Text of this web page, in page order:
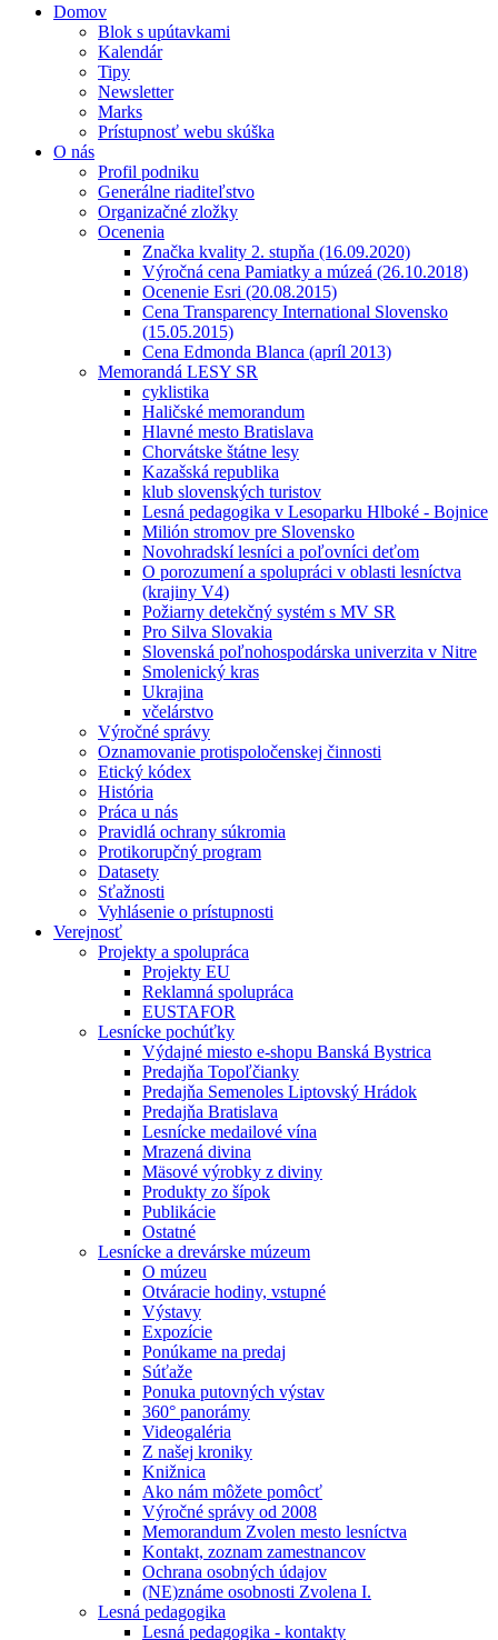
Domov
Blok s upútavkami
Kalendár
Tipy
Newsletter
Marks
Prístupnosť webu skúška
O nás
Profil podniku
Generálne riaditeľstvo
Organizačné zložky
Ocenenia
Značka kvality 2. stupňa (16.09.2020)
Výročná cena Pamiatky a múzeá (26.10.2018)
Ocenenie Esri (20.08.2015)
Cena Transparency International Slovensko
(15.05.2015)
Cena Edmonda Blanca (apríl 2013)
Memorandá LESY SR
cyklistika
Haličské memorandum
Hlavné mesto Bratislava
Chorvátske štátne lesy
Kazašská republika
klub slovenských turistov
Lesná pedagogika v Lesoparku Hlboké - Bojnice
Milión stromov pre Slovensko
Novohradskí lesníci a poľovníci deťom
O porozumení a spolupráci v oblasti lesníctva
(krajiny V4)
Požiarny detekčný systém s MV SR
Pro Silva Slovakia
Slovenská poľnohospodárska univerzita v Nitre
Smolenický kras
Ukrajina
včelárstvo
Výročné správy
Oznamovanie protispoločenskej činnosti
Etický kódex
História
Práca u nás
Pravidlá ochrany súkromia
Protikorupčný program
Datasety
Sťažnosti
Vyhlásenie o prístupnosti
Verejnosť
Projekty a spolupráca
Projekty EU
Reklamná spolupráca
EUSTAFOR
Lesnícke pochúťky
Výdajné miesto e-shopu Banská Bystrica
Predajňa Topoľčianky
Predajňa Semenoles Liptovský Hrádok
Predajňa Bratislava
Lesnícke medailové vína
Mrazená divina
Mäsové výrobky z diviny
Produkty zo šípok
Publikácie
Ostatné
Lesnícke a drevárske múzeum
O múzeu
Otváracie hodiny, vstupné
Výstavy
Expozície
Ponúkame na predaj
Súťaže
Ponuka putovných výstav
360° panorámy
Videogaléria
Z našej kroniky
Knižnica
Ako nám môžete pomôcť
Výročné správy od 2008
Memorandum Zvolen mesto lesníctva
Kontakt, zoznam zamestnancov
Ochrana osobných údajov
(NE)známe osobnosti Zvolena I.
Lesná pedagogika
Lesná pedagogika - kontakty